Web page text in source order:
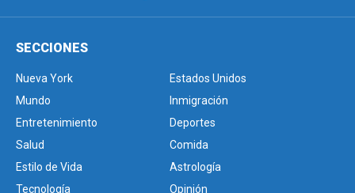
SECCIONES
Nueva York
Estados Unidos
Mundo
Inmigración
Entretenimiento
Deportes
Salud
Comida
Estilo de Vida
Astrología
Tecnología
Opinión